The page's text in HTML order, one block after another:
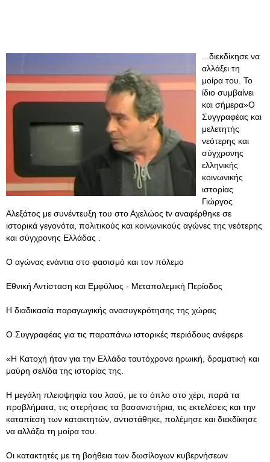
...διεκδίκησε να
αλλάξει τη
μοίρα του. Το
ίδιο συμβαίνει
και σήμερα»Ο
Συγγραφέας και
μελετητής
νεότερης και
σύγχρονης
ελληνικής
κοινωνικής
ιστορίας
Γιώργος
Αλεξάτος με συνέντευξη του στο Αχελώος tv αναφέρθηκε σε
ιστορικά γεγονότα, πολιτικούς και κοινωνικούς αγώνες της νεότερης
και σύγχρονης Ελλάδας .
Ο αγώνας ενάντια στο φασισμό και τον πόλεμο
Εθνική Αντίσταση και Εμφύλιος - Μεταπολεμική Περίοδος
Η διαδικασία παραγωγικής ανασυγκρότησης της χώρας
Ο Συγγραφέας για τις παραπάνω ιστορικές περιόδους ανέφερε
«Η Κατοχή ήταν για την Ελλάδα ταυτόχρονα ηρωική, δραματική και
μαύρη σελίδα της ιστορίας της.
Η μεγάλη πλειοψηφία του λαού, με το όπλο στο χέρι, παρά τα
προβλήματα, τις στερήσεις τα βασανιστήρια, τις εκτελέσεις και την
καταπίεση των κατακτητών, αντιστάθηκε, πολέμησε και διεκδίκησε
να αλλάξει τη μοίρα του.
Οι κατακτητές με τη βοήθεια των δωσίλογων κυβερνήσεων